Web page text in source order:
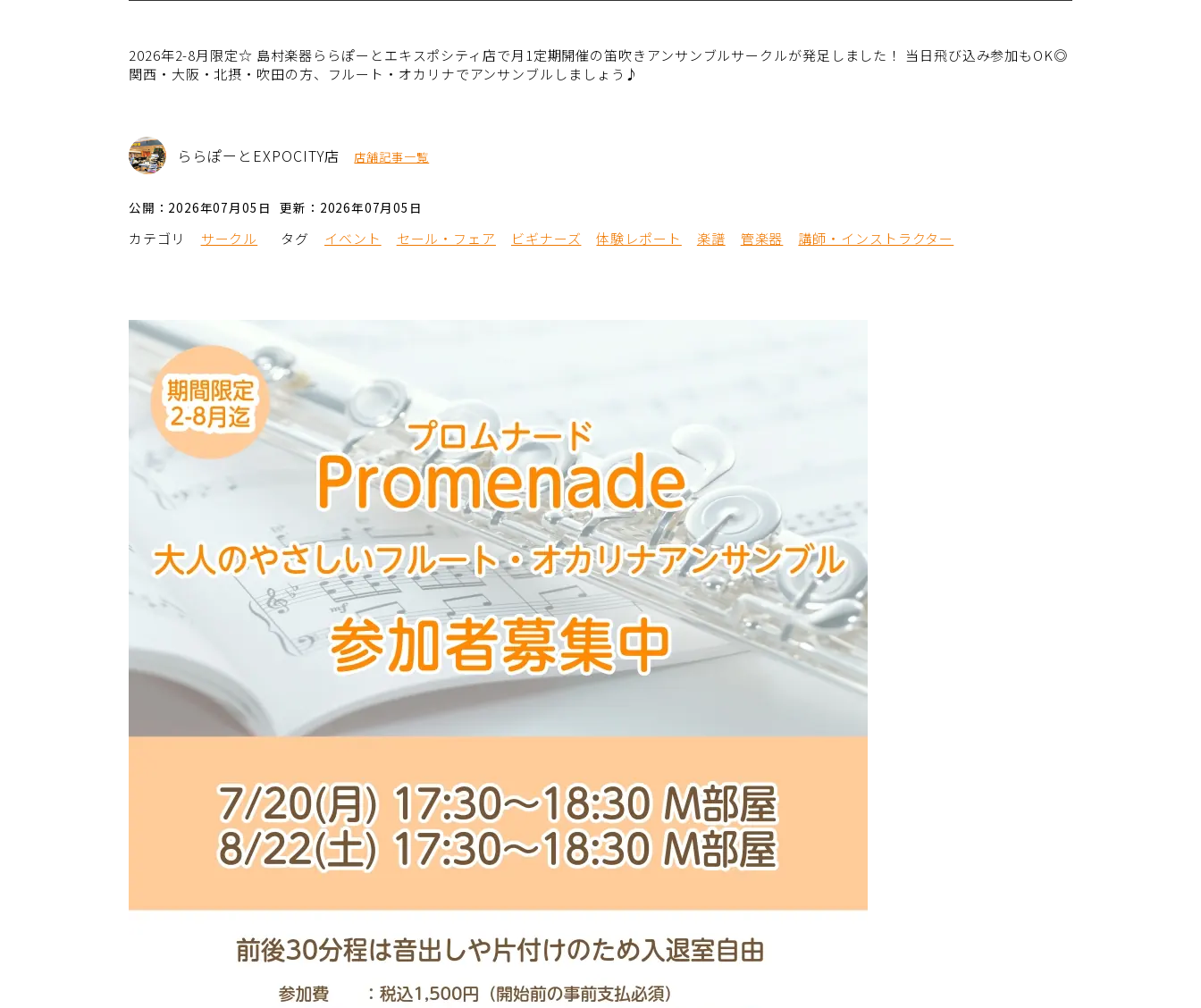
2026年2-8月限定☆ 島村楽器ららぽーとエキスポシティ店で月1定期開催の笛吹きアンサンブルサークルが発足しました！ 当日飛び込み参加もOK◎
関西・大阪・北摂・吹田の方、フルート・オカリナでアンサンブルしましょう♪
ららぽーとEXPOCITY店 店舗記事一覧
公開：2026年07月05日 更新：2026年07月05日
カテゴリ サークル タグ イベント セール・フェア ビギナーズ 体験レポート 楽譜 管楽器 講師・インストラクター